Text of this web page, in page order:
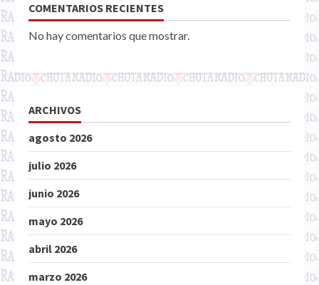
COMENTARIOS RECIENTES
No hay comentarios que mostrar.
ARCHIVOS
agosto 2026
julio 2026
junio 2026
mayo 2026
abril 2026
marzo 2026